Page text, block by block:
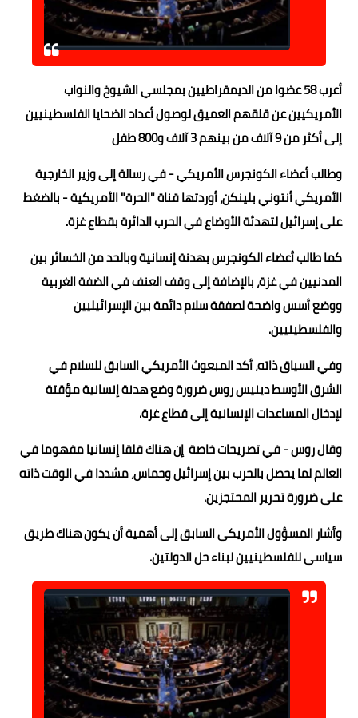
حوادث وقضايا
خدمات
الصحه والجمال
فن المطبخ
أعرب 58 عضوا من الديمقراطيين بمجلسي الشيوخ والنواب
الأمريكيين عن قلقهم العميق لوصول أعداد الضحايا الفلسطينيين
إلى أكثر من 9 آلاف من بينهم 3 آلاف و800 طفل
وطالب أعضاء الكونجرس الأمريكي - في رسالة إلى وزير الخارجية
الأمريكي أنتوني بلينكن، أوردتها قناة "الحرة" الأمريكية - بالضغط
على إسرائيل لتهدئة الأوضاع في الحرب الدائرة بقطاع غزة.
كما طالب أعضاء الكونجرس بهدنة إنسانية وبالحد من الخسائر بين
المدنيين في غزة، بالإضافة إلى وقف العنف في الضفة الغربية
ووضع أسس واضحة لصفقة سلام دائمة بين الإسرائيليين
والفلسطينيين.
وفي السياق ذاته، أكد المبعوث الأمريكي السابق للسلام في
الشرق الأوسط دينيس روس ضرورة وضع هدنة إنسانية مؤقتة
لإدخال المساعدات الإنسانية إلى قطاع غزة.
وقال روس - في تصريحات خاصة إن هناك قلقا إنسانيا مفهوما في
العالم لما يحصل بالحرب بين إسرائيل وحماس، مشددا في الوقت ذاته
على ضرورة تحرير المحتجزين.
وأشار المسؤول الأمريكي السابق إلى أهمية أن يكون هناك طريق
سياسي للفلسطينيين لبناء حل الدولتين.